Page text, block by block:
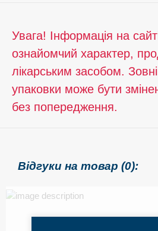
Увага! Інформація на
ознайомчий характер,
лікарським засобом.
упаковки може бути
без попередження.
Відгуки на товар (0):